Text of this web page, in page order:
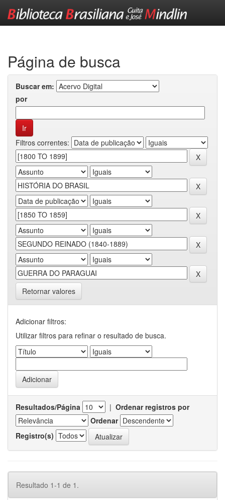
Página de busca
Buscar em:
por
Filtros correntes:
Retornar valores
Adicionar filtros:
Utilizar filtros para refinar o resultado de busca.
Resultados/Página | Ordenar registros por
Ordenar
Registro(s)
Resultado 1-1 de 1.